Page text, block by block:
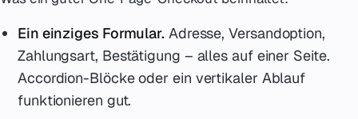
Ein einziges Formular. Adresse, Versandoption,
Zahlungsart, Bestätigung – alles auf einer Seite.
Accordion-Blöcke oder ein vertikaler Ablauf
funktionieren gut.